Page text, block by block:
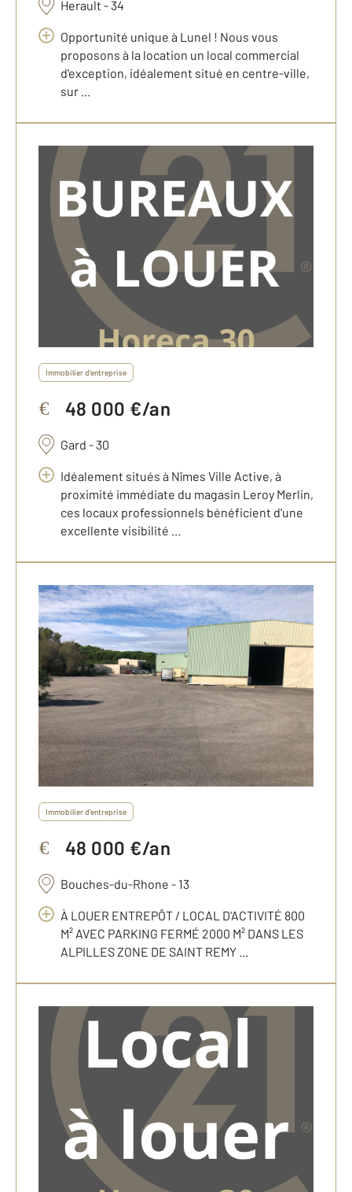
Herault - 34
Opportunité unique à Lunel ! Nous vous
proposons à la location un local commercial
d'exception, idéalement situé en centre-ville,
sur ...
Immobilier d'entreprise
€ 48 000 €/an
Gard - 30
Idéalement situés à Nîmes Ville Active, à
proximité immédiate du magasin Leroy Merlin,
ces locaux professionnels bénéficient d'une
excellente visibilité ...
Immobilier d'entreprise
€ 48 000 €/an
Bouches-du-Rhone - 13
À LOUER ENTREPÔT / LOCAL D'ACTIVITÉ 800
M² AVEC PARKING FERMÉ 2000 M² DANS LES
ALPILLES ZONE DE SAINT REMY ...